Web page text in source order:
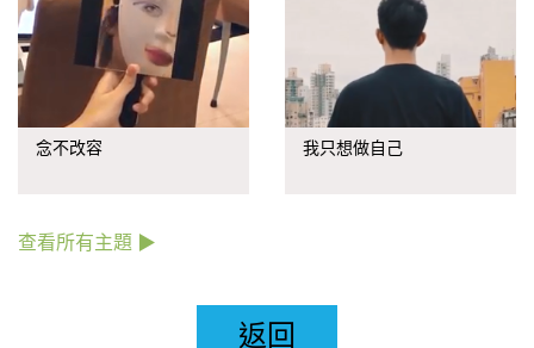
念不改容 我只想做自己
查看所有主題 ▶
返回